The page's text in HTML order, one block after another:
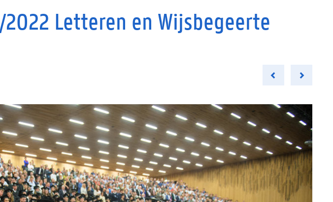
Letteren en Wijsbegeerte